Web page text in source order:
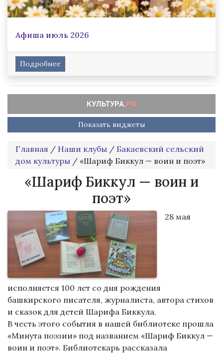
Афиша июль 2026
Подробнее
Показать виджеты
Главная / Наши клубы / Бакаевский сельский
дом культуры / «Шариф Биккул — воин и поэт»
«Шариф Биккул — воин и
поэт»
28 мая
исполняется 100 лет со дня рождения
башкирского писателя, журналиста, автора стихов
и сказок для детей Шарифа Биккула.
В честь этого события в нашей библиотеке прошла
«Минута поэзии» под названием «Шариф Биккул —
воин и поэт». Библиотекарь рассказала